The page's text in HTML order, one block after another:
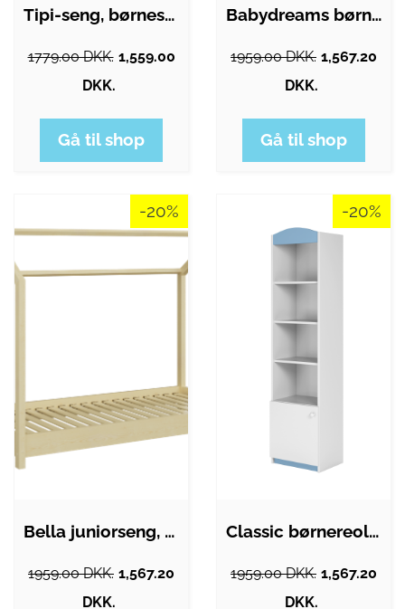
Tipi-seng, børneseng Kave Home Maralis …
1779.00 DKK. 1,559.00
DKK.
Gå til shop
Babydreams børnereol, m. 1 låge og 4…
1959.00 DKK. 1,567.20
DKK.
Gå til shop
-20%
Bella juniorseng, uden madras - natur…
1959.00 DKK. 1,567.20
DKK.
-20%
Classic børnereol, m. 1 låge og 4 hylder…
1959.00 DKK. 1,567.20
DKK.